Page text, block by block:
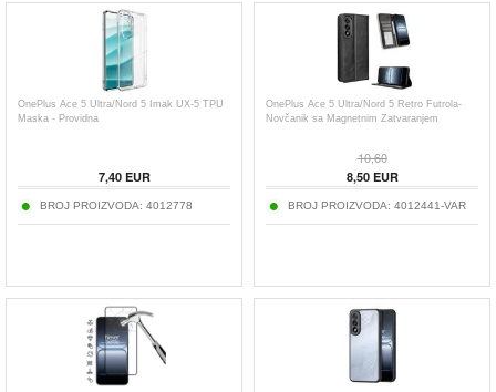
OnePlus Ace 5 Ultra/Nord 5 Imak UX-5 TPU
Maska - Providna
7,40EUR
BROJ PROIZVODA: 4012778
OnePlus Ace 5 Ultra/Nord 5 Retro Futrola-
Novčanik sa Magnetnim Zatvaranjem
10,60
8,50EUR
BROJ PROIZVODA: 4012441-VAR